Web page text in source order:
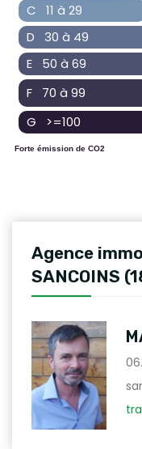
C 11 à 29
D 30 à 49
E 50 à 69
F 70 à 99
G >=100
Forte émission de CO2
Agence
SANCOINS